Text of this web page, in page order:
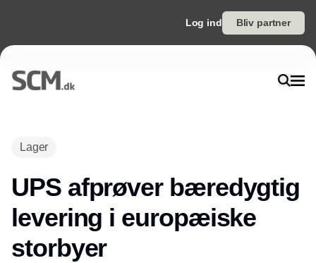
Log ind Bliv partner
Lager
UPS afprøver bæredygtig
levering i europæiske
storbyer